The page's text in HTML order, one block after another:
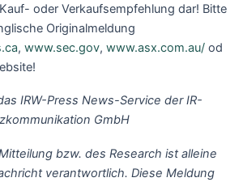
oder Verkaufsempfehlung dar! Bitte
Originalmeldung
, www.sec.gov, www.asx.com.au/ od
IRW-Press News-Service der IR-
GmbH
bzw. des Research ist alleine
verantwortlich. Diese Meldung